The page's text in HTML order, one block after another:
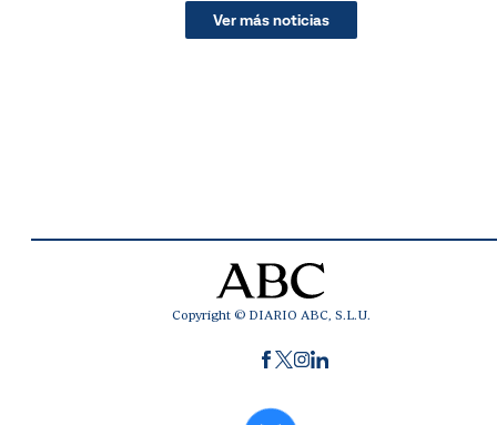
Ver más noticias
Copyright © DIARIO ABC, S.L.U.